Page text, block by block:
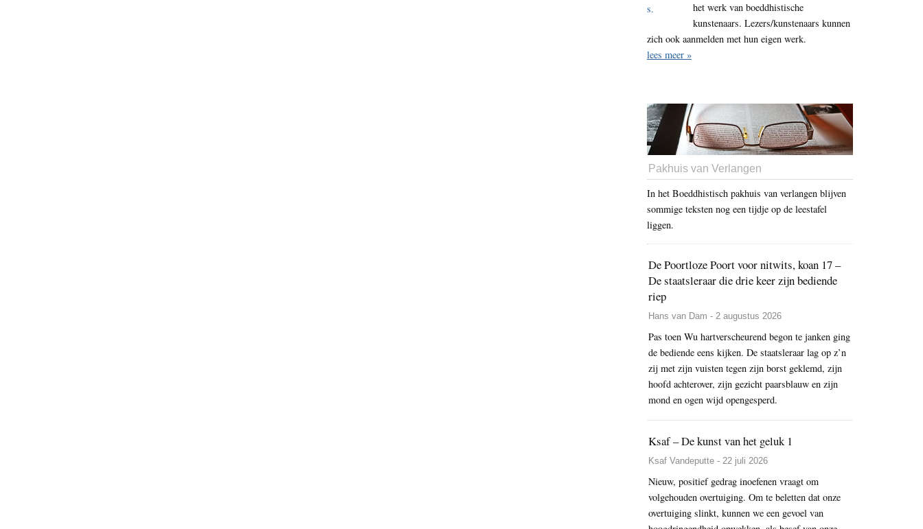
het werk van boeddhistische
kunstenaars. Lezers/kunstenaars kunnen
zich ook aanmelden met hun eigen werk.
lees meer »
Pakhuis van Verlangen
In het Boeddhistisch pakhuis van verlangen blijven
sommige teksten nog een tijdje op de leestafel
liggen.
De Poortloze Poort voor nitwits, koan 17 –
De staatsleraar die drie keer zijn bediende
riep
Hans van Dam - 2 augustus 2026
Pas toen Wu hartverscheurend begon te janken ging
de bediende eens kijken. De staatsleraar lag op z’n
zij met zijn vuisten tegen zijn borst geklemd, zijn
hoofd achterover, zijn gezicht paarsblauw en zijn
mond en ogen wijd opengesperd.
Ksaf – De kunst van het geluk 1
Ksaf Vandeputte - 22 juli 2026
Nieuw, positief gedrag inoefenen vraagt om
volgehouden overtuiging. Om te beletten dat onze
overtuiging slinkt, kunnen we een gevoel van